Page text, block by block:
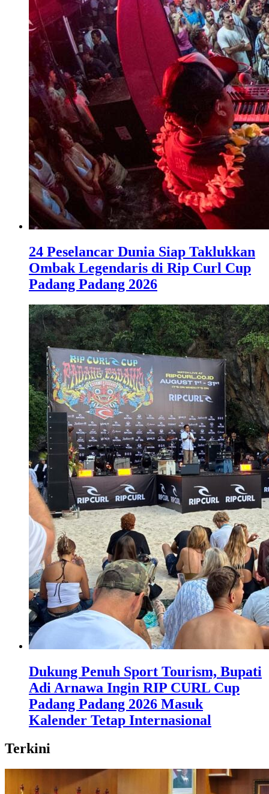
24 Peselancar Dunia Siap Taklukkan
Ombak Legendaris di Rip Curl Cup
Padang Padang 2026
Dukung Penuh Sport Tourism, Bupati
Adi Arnawa Ingin RIP CURL Cup
Padang Padang 2026 Masuk
Kalender Tetap Internasional
Terkini